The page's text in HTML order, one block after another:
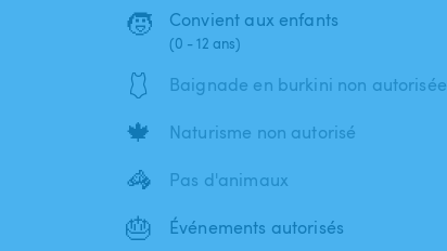
🧒 Convient aux enfants
(0 - 12 ans)
🩱 Baignade en burkini non autorisée
🍁 Naturisme non autorisé
🦓 Pas d'animaux
🎂 Événements autorisés